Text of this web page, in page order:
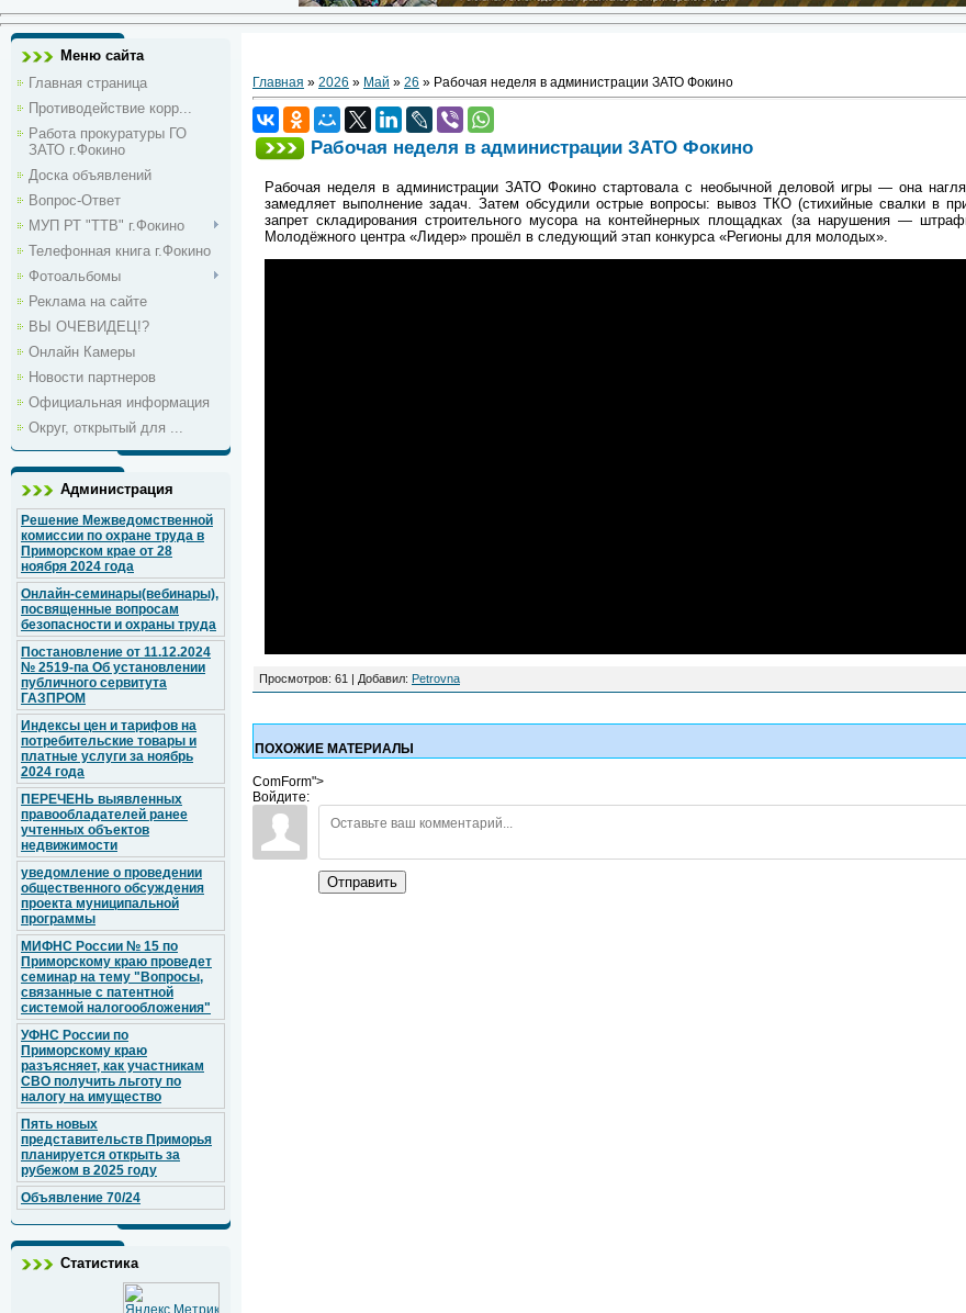
Меню сайта
Главная страница
Противодействие корр...
Работа прокуратуры ГО
ЗАТО г.Фокино
Доска объявлений
Вопрос-Ответ
МУП РТ "ТТВ" г.Фокино
Телефонная книга г.Фокино
Фотоальбомы
Реклама на сайте
ВЫ ОЧЕВИДЕЦ!?
Онлайн Камеры
Новости партнеров
Официальная информация
Округ, открытый для ...
Администрация
Решение Межведомственной
комиссии по охране труда в
Приморском крае от 28
ноября 2024 года
Онлайн-семинары(вебинары),
посвященные вопросам
безопасности и охраны труда
Постановление от 11.12.2024
№ 2519-па Об установлении
публичного сервитута
ГАЗПРОМ
Индексы цен и тарифов на
потребительские товары и
платные услуги за ноябрь
2024 года
ПЕРЕЧЕНЬ выявленных
правообладателей ранее
учтенных объектов
недвижимости
уведомление о проведении
общественного обсуждения
проекта муниципальной
программы
МИФНС России № 15 по
Приморскому краю проведет
семинар на тему "Вопросы,
связанные с патентной
системой налогообложения"
УФНС России по
Приморскому краю
разъясняет, как участникам
СВО получить льготу по
налогу на имущество
Пять новых
представительств Приморья
планируется открыть за
рубежом в 2025 году
Объявление 70/24
Статистика
Главная » 2026 » Май » 26 » Рабочая неделя в администрации ЗАТО Фокино
Рабочая неделя в администрации ЗАТО Фокино
Рабочая неделя в администрации ЗАТО Фокино стартовала с необычной деловой игры — она
замедляет выполнение задач. Затем обсудили острые вопросы: вывоз ТКО (стихийные свалки в
запрет складирования строительного мусора на контейнерных площадках (за нарушения —
Молодёжного центра «Лидер» прошёл в следующий этап конкурса «Регионы для молодых».
Просмотров: 61 | Добавил: Petrovna
ПОХОЖИЕ МАТЕРИАЛЫ
ComForm">
Войдите:
Отправить